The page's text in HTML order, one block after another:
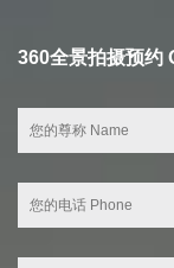
360全景拍摄预